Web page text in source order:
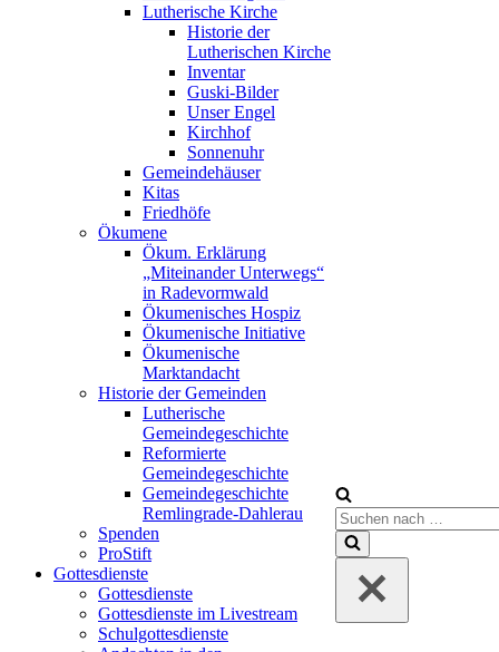
Lutherische Kirche
Historie der
Lutherischen Kirche
Inventar
Guski-Bilder
Unser Engel
Kirchhof
Sonnenuhr
Gemeindehäuser
Kitas
Friedhöfe
Ökumene
Ökum. Erklärung
„Miteinander Unterwegs“
in Radevormwald
Ökumenisches Hospiz
Ökumenische Initiative
Ökumenische
Marktandacht
Historie der Gemeinden
Lutherische
Gemeindegeschichte
Reformierte
Gemeindegeschichte
Gemeindegeschichte
Remlingrade-Dahlerau
Spenden
ProStift
Gottesdienste
Gottesdienste
Gottesdienste im Livestream
Schulgottesdienste
Suchen
nach …